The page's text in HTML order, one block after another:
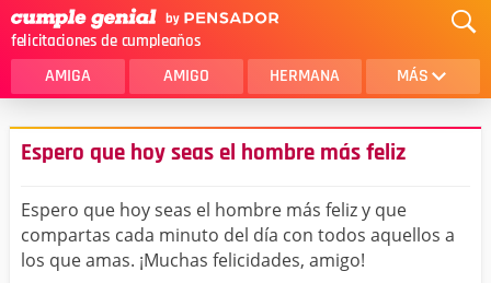
felicitaciones de cumpleaños
AMIGA AMIGO HERMANA MÁS
MAMA
AMOR
SOBRINA
HIJA
HERMANO
HIJO
Espero que hoy seas el hombre más feliz
Espero que hoy seas el hombre más feliz y que
compartas cada minuto del día con todos aquellos a
los que amas. ¡Muchas felicidades, amigo!